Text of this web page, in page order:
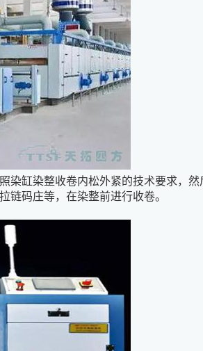
染缸染整收卷内松外紧的技术要求，
链码庄等，在染整前进行收卷。